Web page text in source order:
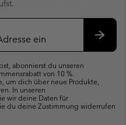
abonnierst du unseren
von 10 %.
um dich über neue Produkte,
In unseren
wir deine Daten für
du deine Zustimmung widerrufen